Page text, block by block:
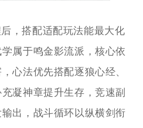
，搭配适配玩法能最大化
属于鸣金影流派，核心依
心法优先搭配逐狼心经、
凝神章提升生存，竞速副
出，战斗循环以纵横剑衔